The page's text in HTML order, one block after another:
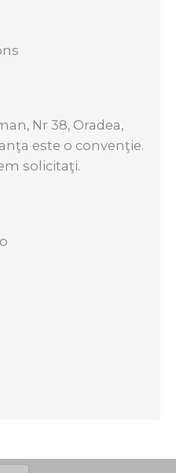
Nr 38, Oradea,
este o convenţie.
solicitaţi.